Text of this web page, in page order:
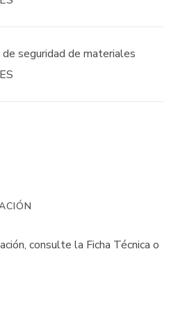
seguridad de materiales
consulte la Ficha Técnica o